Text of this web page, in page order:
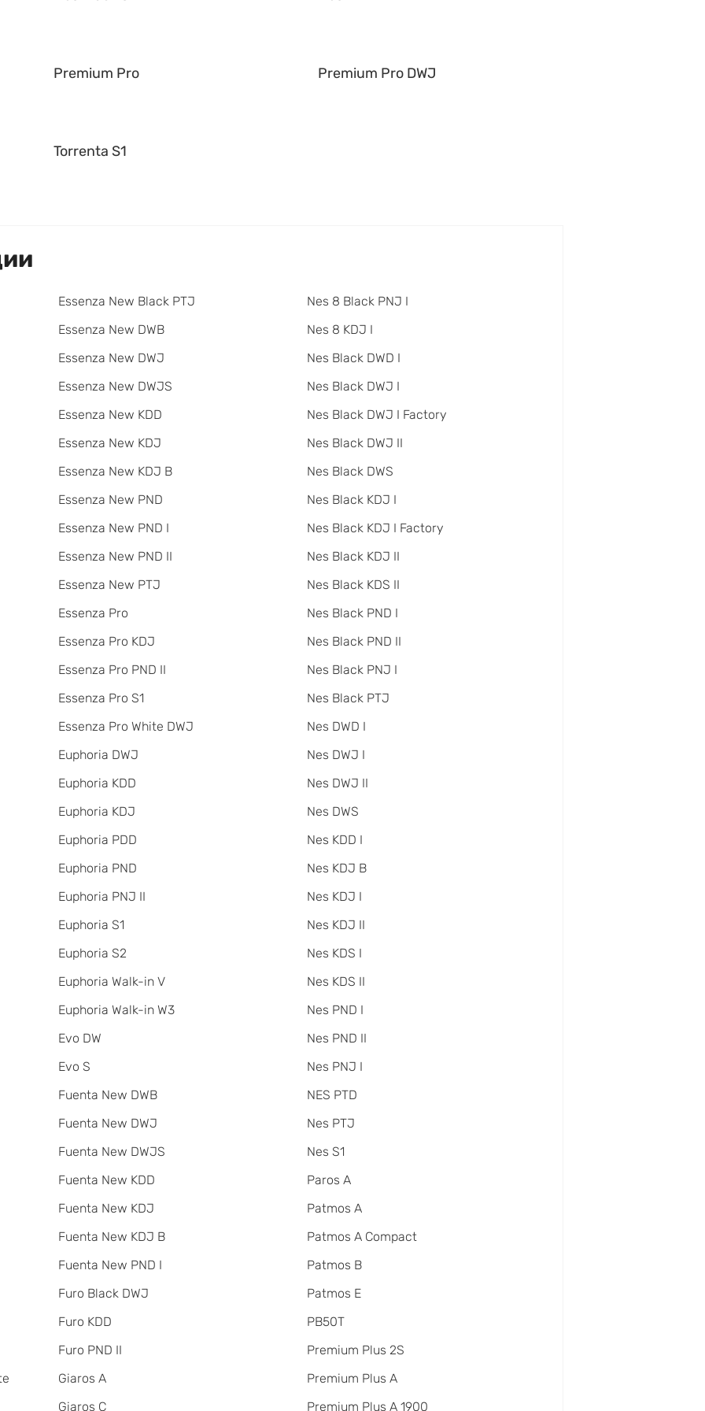
Premium Pro Premium Pro DWJ
Torrenta S1
Essenza New Black PTJ
Essenza New DWB
Essenza New DWJ
Essenza New DWJS
Essenza New KDD
Essenza New KDJ
Essenza New KDJ B
Essenza New PND
Essenza New PND I
Essenza New PND II
Essenza New PTJ
Essenza Pro
Essenza Pro KDJ
Essenza Pro PND II
Essenza Pro S1
Essenza Pro White DWJ
Euphoria DWJ
Euphoria KDD
Euphoria KDJ
Euphoria PDD
Euphoria PND
Euphoria PNJ II
Euphoria S1
Euphoria S2
Euphoria Walk-in V
Euphoria Walk-in W3
Evo DW
Evo S
Fuenta New DWB
Fuenta New DWJ
Fuenta New DWJS
Fuenta New KDD
Fuenta New KDJ
Fuenta New KDJ B
Fuenta New PND I
Furo Black DWJ
Furo KDD
Furo PND II
Giaros A
Giaros C
Nes 8 Black PNJ I
Nes 8 KDJ I
Nes Black DWD I
Nes Black DWJ I
Nes Black DWJ I Factory
Nes Black DWJ II
Nes Black DWS
Nes Black KDJ I
Nes Black KDJ I Factory
Nes Black KDJ II
Nes Black KDS II
Nes Black PND I
Nes Black PND II
Nes Black PNJ I
Nes Black PTJ
Nes DWD I
Nes DWJ I
Nes DWJ II
Nes DWS
Nes KDD I
Nes KDJ B
Nes KDJ I
Nes KDJ II
Nes KDS I
Nes KDS II
Nes PND I
Nes PND II
Nes PNJ I
NES PTD
Nes PTJ
Nes S1
Paros A
Patmos A
Patmos A Compact
Patmos B
Patmos E
PB50T
Premium Plus 2S
Premium Plus A
Premium Plus A 1900